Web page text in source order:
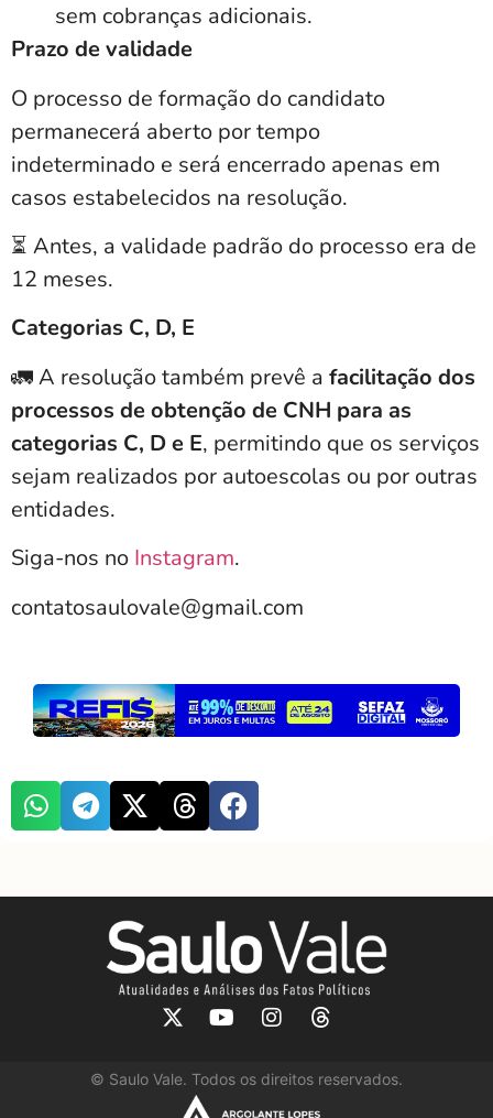
sem cobranças adicionais.
Prazo de validade
O processo de formação do candidato
permanecerá aberto por tempo
indeterminado e será encerrado apenas em
casos estabelecidos na resolução.
⏳ Antes, a validade padrão do processo era de
12 meses.
Categorias C, D, E
🚛 A resolução também prevê a facilitação dos
processos de obtenção de CNH para as
categorias C, D e E, permitindo que os serviços
sejam realizados por autoescolas ou por outras
entidades.
Siga-nos no Instagram.
contatosaulovale@gmail.com
© Saulo Vale. Todos os direitos reservados.